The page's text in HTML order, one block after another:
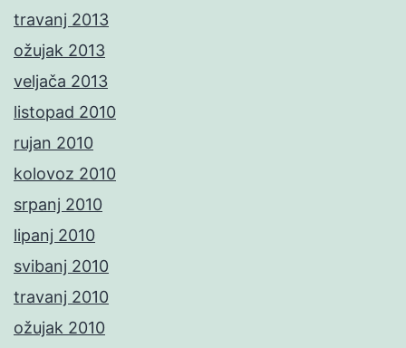
travanj 2013
ožujak 2013
veljača 2013
listopad 2010
rujan 2010
kolovoz 2010
srpanj 2010
lipanj 2010
svibanj 2010
travanj 2010
ožujak 2010